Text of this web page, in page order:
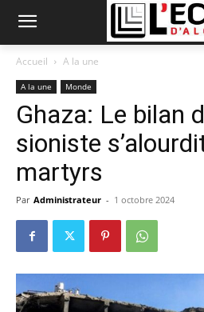
Accueil A la une
A la une Monde
Ghaza: Le bilan
sioniste
martyrs
Par Administrateur - 1 octobre 2024